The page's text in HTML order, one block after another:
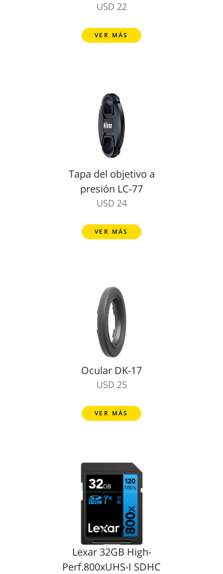
USD 22
VER MÁS
Tapa del objetivo a
presión LC-77
USD 24
VER MÁS
Ocular DK-17
USD 25
VER MÁS
Lexar 32GB High-
Perf.800xUHS-I SDHC